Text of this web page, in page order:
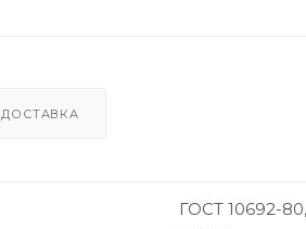
ДОСТАВКА
ГОСТ 10692-